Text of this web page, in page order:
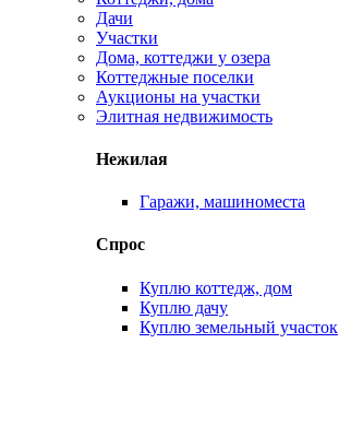
Дачи
Участки
Дома, коттеджи у озера
Коттеджные поселки
Аукционы на участки
Элитная недвижимость
Нежилая
Гаражи, машиноместа
Спрос
Куплю коттедж, дом
Куплю дачу
Куплю земельный участок